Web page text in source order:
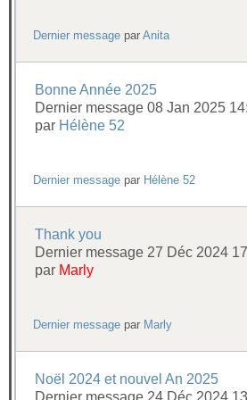
Dernier message parAnita
Bonne Année 2025
Dernier message 08 Jan 2025
par Hélène 52
Dernier message par Hélène 52
Thank you
Dernier message 27 Déc 2024
par Marly
Dernier message par Marly
Noël 2024 et nouvel An 2025
Dernier message 24 Déc 2024